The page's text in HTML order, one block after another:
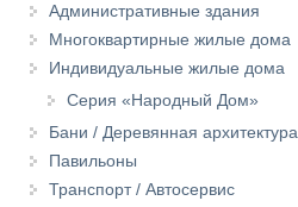
Административные здания
Многоквартирные жилые дома
Индивидуальные жилые дома
Серия «Народный Дом»
Бани / Деревянная архитектура
Павильоны
Транспорт / Автосервис